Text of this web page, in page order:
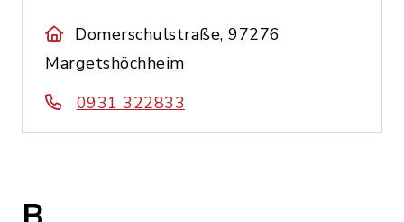
Domerschulstraße, 97276
Margetshöchheim
0931 322833